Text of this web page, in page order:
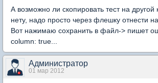
А возможно ли скопировать тест на другой
нету, надо просто через флешку отнести
Вот нажимаю сохранить в файл-> пишет
column: true...
Администратор
01 мар 2012